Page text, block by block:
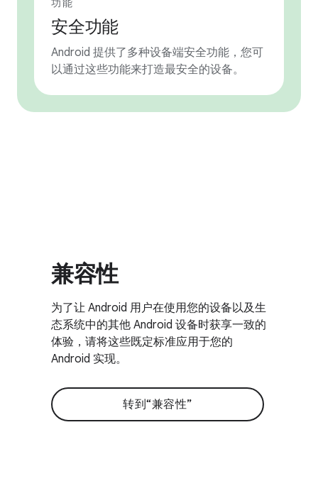
功能
安全功能
Android 提供了多种设备端安全功能，您可
以通过这些功能来打造最安全的设备。
兼容性
为了让 Android 用户在使用您的设备以及生
态系统中的其他 Android 设备时获享一致的
体验，请将这些既定标准应用于您的
Android 实现。
转到“兼容性”